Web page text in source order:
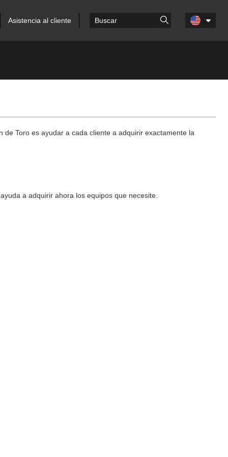
Asistencia al cliente
Toro es ayudar a cada cliente a adquirir exactamente la
a adquirir ahora los equipos que necesite.